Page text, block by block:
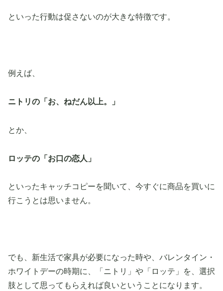
といった行動は促さないのが大きな特徴です。
例えば、
ニトリの「お、ねだん以上。」
とか、
ロッテの「お口の恋人」
といったキャッチコピーを聞いて、今すぐに商品を買いに
行こうとは思いません。
でも、新生活で家具が必要になった時や、バレンタイン・
ホワイトデーの時期に、「ニトリ」や「ロッテ」を、選択
肢として思ってもらえれば良いということになります。